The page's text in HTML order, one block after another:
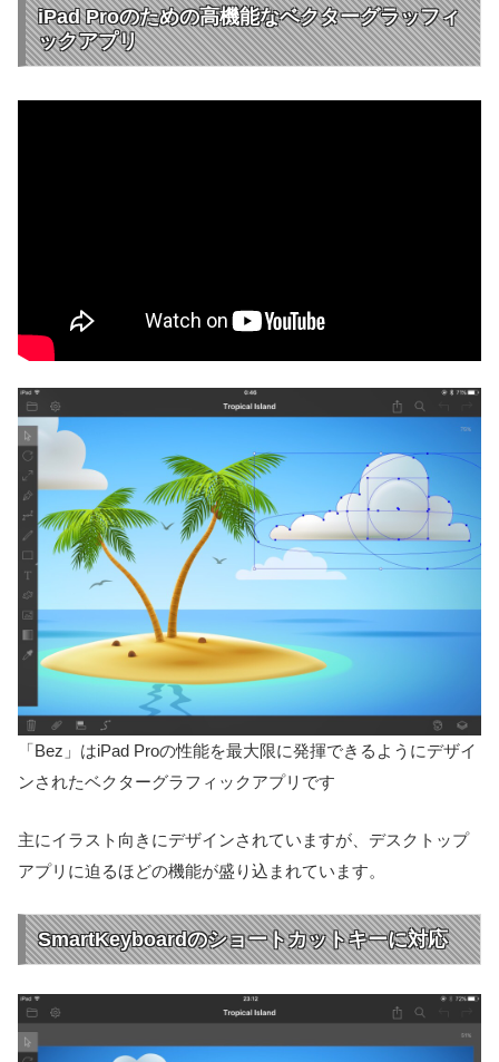
iPad Proのための高機能なベクターグラッフィ
ックアプリ
「Bez」はiPad Proの性能を最大限に発揮できるようにデザイ
ンされたベクターグラフィックアプリです
主にイラスト向きにデザインされていますが、デスクトップ
アプリに迫るほどの機能が盛り込まれています。
SmartKeyboardのショートカットキーに対応